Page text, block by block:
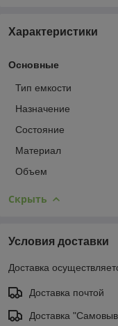
Характеристики
Основные
Тип емкости
Назначение
Состояние
Материал
Объем
Скрыть
Условия доставки
Доставка
Доставка почтой
Доставка